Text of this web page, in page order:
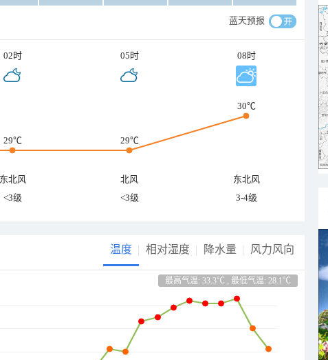
蓝天预报
02时 05时 08时
29℃ 29℃
30℃
东北风 北风
东北风
<3级 <3级 3-4级
温度 相对湿度 降水量 风力风向
最高气温: 33.3℃ , 最低气温: 28.1℃